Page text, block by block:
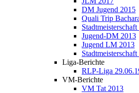
DM Jugend 2015
Quali Trip
Jugend-DM 2013
Jugend LM 2013
Liga-Berichte
RLP-Liga
VM-Berichte
VM Tat 2013